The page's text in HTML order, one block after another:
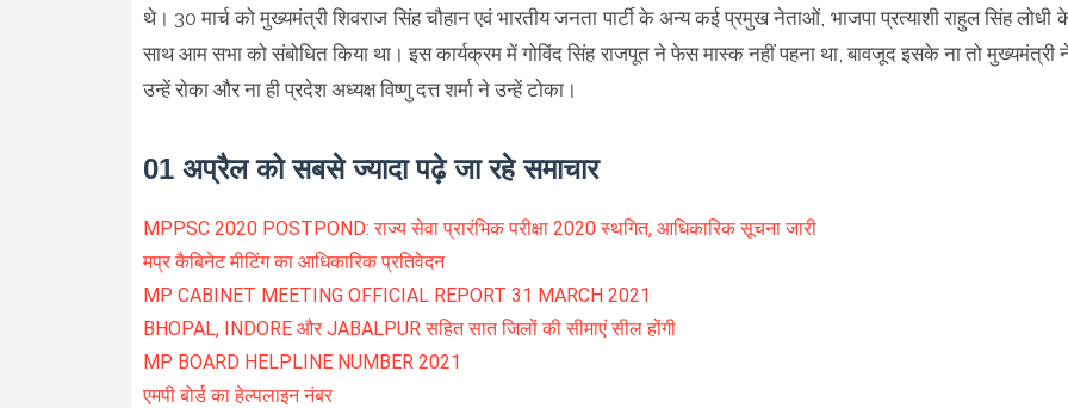
थे। 30 मार्च को मुख्यमंत्री शिवराज सिंह चौहान एवं भारतीय जनता पार्टी के अन्य कई प्रमुख नेताओं, भाजपा प्रत्याशी राहुल सिंह लोधी
साथ आम सभा को संबोधित किया था। इस कार्यक्रम में गोविंद सिंह राजपूत ने फेस मास्क नहीं पहना था, बावजूद इसके ना तो मुख्यमंत्री
उन्हें रोका और ना ही प्रदेश अध्यक्ष विष्णु दत्त शर्मा ने उन्हें टोका।
01 अप्रैल को सबसे ज्यादा पढ़े जा रहे समाचार
MPPSC 2020 POSTPOND: राज्य सेवा प्रारंभिक परीक्षा 2020 स्थगित, आधिकारिक सूचना जारी
मप्र कैबिनेट मीटिंग का आधिकारिक प्रतिवेदन
MP CABINET MEETING OFFICIAL REPORT 31 MARCH 2021
BHOPAL, INDORE और JABALPUR सहित सात जिलों की सीमाएं सील होंगी
MP BOARD HELPLINE NUMBER 2021
एमपी बोर्ड का हेल्पलाइन नंबर